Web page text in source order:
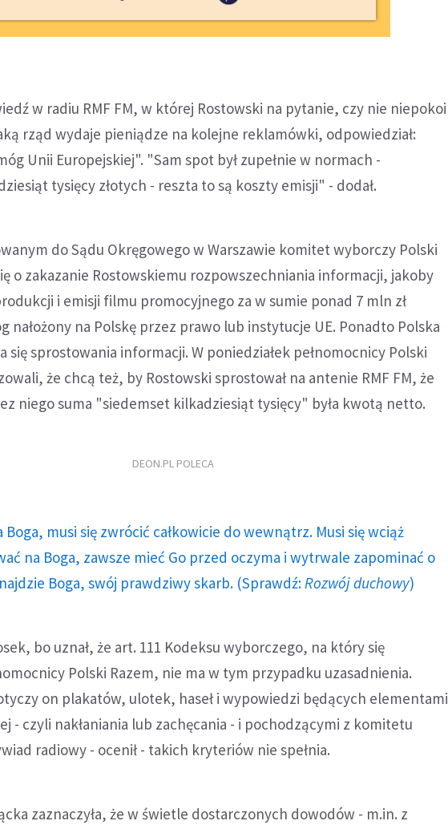
w radiu RMF FM, w której Rostowski na pytanie, czy nie niepokoi
rząd wydaje pieniądze na kolejne reklamówki, odpowiedział:
Unii Europejskiej". "Sam spot był zupełnie w normach -
tysięcy złotych - reszta to są koszty emisji" - dodał.
do Sądu Okręgowego w Warszawie komitet wyborczy Polski
o zakazanie Rostowskiemu rozpowszechniania informacji, jakoby
i emisji filmu promocyjnego za w sumie ponad 7 mln zł
nałożony na Polskę przez prawo lub instytucje UE. Ponadto Polska
się sprostowania informacji. W poniedziałek pełnomocnicy Polski
że chcą też, by Rostowski sprostował na antenie RMF FM, że
niego suma "siedemset kilkadziesiąt tysięcy" była kwotą netto.
DEON.PL POLECA
Boga, musi się zwrócić całkowicie do wewnątrz. Musi się wciąż
na Boga, zawsze mieć Go przed oczyma i wytrwale zapominać o
Boga, swój prawdziwy skarb. (Sprawdź:Rozwój duchowy)
bo uznał, że art. 111 Kodeksu wyborczego, na który się
Polski Razem, nie ma w tym przypadku uzasadnienia.
on plakatów, ulotek, haseł i wypowiedzi będących elementami
- czyli nakłaniania lub zachęcania - i pochodzącymi z komitetu
radiowy - ocenił - takich kryteriów nie spełnia.
zaznaczyła, że w świetle dostarczonych dowodów - m.in. z